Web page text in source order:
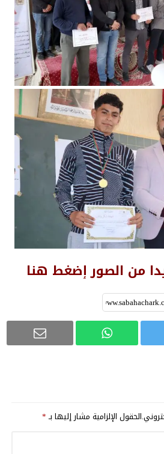
من الصور إضغط هنا
الحقول الإلزامية مشار إليها بـ*